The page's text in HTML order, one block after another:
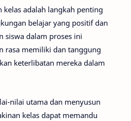
adalah langkah penting
belajar yang positif dan
siswa dalam proses ini
rasa memiliki dan tanggung
keterlibatan mereka dalam
nilai utama dan menyusun
kelas dapat memandu